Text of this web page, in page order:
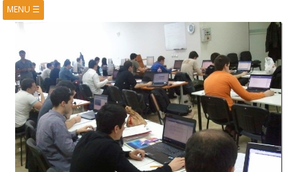
MENU ☰
VIDEOS
PRESENTATIONS
RESEARCH
PUBLICATIONS
CONTACTS
RSS FEED